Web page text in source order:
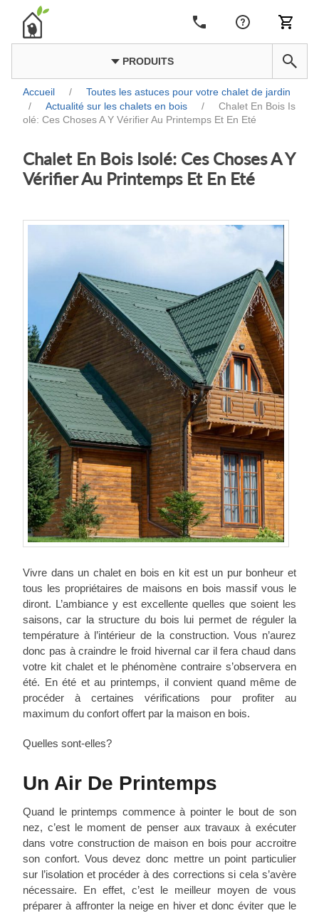
PRODUITS
Accueil /
Toutes les astuces pour votre chalet de jardin
/
Actualité sur les chalets en bois /
Chalet En Bois Is
olé: Ces Choses A Y Vérifier Au Printemps Et En Eté
Chalet En Bois Isolé: Ces Choses A Y
Vérifier Au Printemps Et En Eté
Vivre dans un chalet en bois en kit est un pur bonheur et
tous les propriétaires de maisons en bois massif vous le
diront. L’ambiance y est excellente quelles que soient les
saisons, car la structure du bois lui permet de réguler la
température à l’intérieur de la construction. Vous n’aurez
donc pas à craindre le froid hivernal car il fera chaud dans
votre kit chalet et le phénomène contraire s’observera en
été. En été et au printemps, il convient quand même de
procéder à certaines vérifications pour profiter au
maximum du confort offert par la maison en bois.
Quelles sont-elles?
Un Air De Printemps
Quand le printemps commence à pointer le bout de son
nez, c’est le moment de penser aux travaux à exécuter
dans votre construction de maison en bois pour accroitre
son confort. Vous devez donc mettre un point particulier
sur l’isolation et procéder à des corrections si cela s’avère
nécessaire. En effet, c’est le meilleur moyen de vous
préparer à affronter la neige en hiver et donc éviter que le